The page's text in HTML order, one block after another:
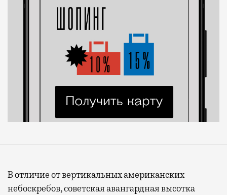
В отличие от вертикальных американских
небоскребов, советская авангардная высотка